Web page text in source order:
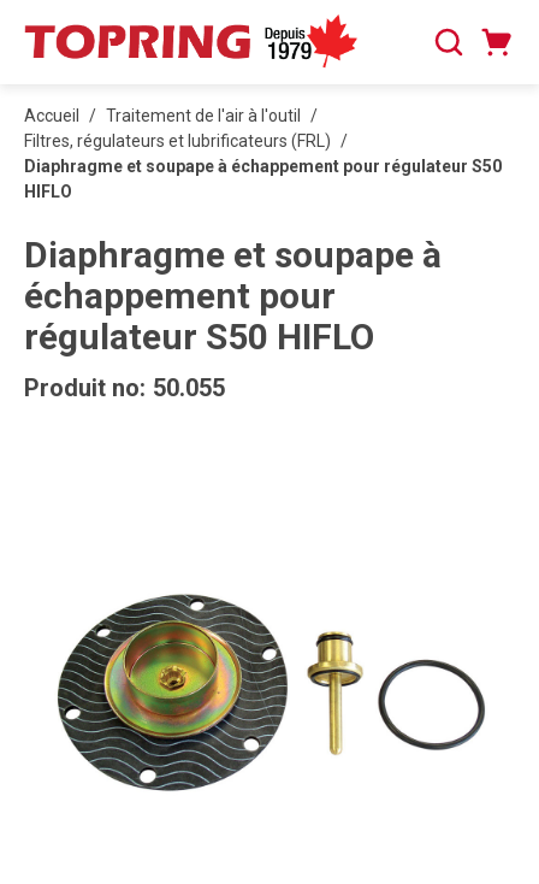
PASSER AU CONTENU PRINCIPAL
Recherche
Accueil / Traitement de l'air à l'outil
/
Filtres, régulateurs et lubrificateurs (FRL) /
Diaphragme et soupape à échappement pour régulateur S50
HIFLO
Diaphragme et soupape à
échappement pour
régulateur S50 HIFLO
Produit no: 50.055